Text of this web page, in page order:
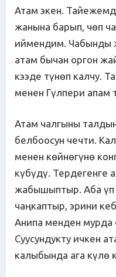
Атам экен.
жанына барып, чөп
иймендим. Чабынды
атам бычан оргон
кээде түнөп калчу.
менен Гүлпери апам
Атам чалгыны
белбоосун чечти.
менен көйнөгүнө
күбүдү. Тердегенге
жабышыптыр. Аба үп
чаңкаптыр, эрини
Анипа менден мурда
Суусундукту ичкен
калыбында ага күлө